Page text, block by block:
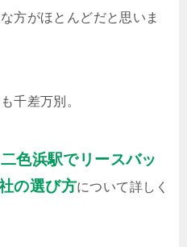
方がほとんどだと思いま
千差万別。
二色浜駅でリースバッ
の選び方について詳しく